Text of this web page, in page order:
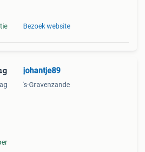
Bezoek website
johantje89
's-Gravenzande